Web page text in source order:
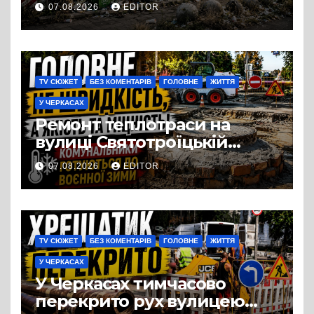
сміттєзвалище
07.08.2026 EDITOR
TV СЮЖЕТ БЕЗ КОМЕНТАРІВ ГОЛОВНЕ ЖИТТЯ
У ЧЕРКАСАХ
Ремонт теплотраси на
вулиці Святотроїцькій
затягнувся порівняно із
запланованими термінами.
Вулицю досі не відкрили
для руху
07.08.2026 EDITOR
TV СЮЖЕТ БЕЗ КОМЕНТАРІВ ГОЛОВНЕ ЖИТТЯ
У ЧЕРКАСАХ
У Черкасах тимчасово
перекрито рух вулицею